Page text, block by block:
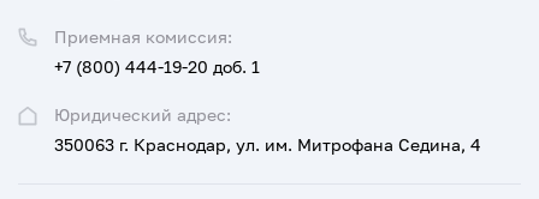
Юридический адрес:
350063 г. Краснодар, ул. им. Митрофана Седина, 4
Приемная комиссия:
+7 (800) 444-19-20 доб. 1